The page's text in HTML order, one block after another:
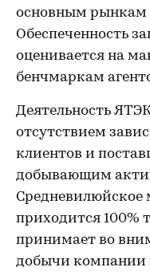
основным рынкам
Обеспеченность
оценивается на
бенчмаркам
Деятельность
отсутствием
клиентов и
добывающим
Средневилюйское
приходится 100%
принимает во
добычи компании